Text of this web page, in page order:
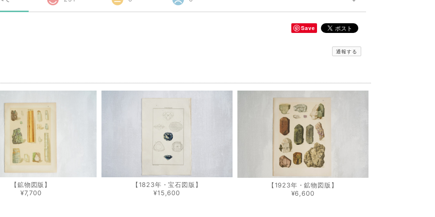
Save
通報する
【鉱物図版】
¥7,700
【1823年・宝石図版】
¥15,600
【1923年・鉱物図版】
¥6,600